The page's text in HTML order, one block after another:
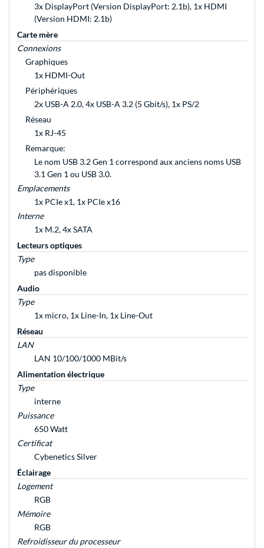
3x DisplayPort (Version DisplayPort: 2.1b), 1x HDMI
(Version HDMI: 2.1b)
Carte mère
Connexions
Graphiques
1x HDMI-Out
Périphériques
2x USB-A 2.0, 4x USB-A 3.2 (5 Gbit/s), 1x PS/2
Réseau
1x RJ-45
Remarque:
Le nom USB 3.2 Gen 1 correspond aux anciens noms USB
3.1 Gen 1 ou USB 3.0.
Emplacements
1x PCIe x1, 1x PCIe x16
Interne
1x M.2, 4x SATA
Lecteurs optiques
Type
pas disponible
Audio
Type
1x micro, 1x Line-In, 1x Line-Out
Réseau
LAN
LAN 10/100/1000 MBit/s
Alimentation électrique
Type
interne
Puissance
650 Watt
Certificat
Cybenetics Silver
Éclairage
Logement
RGB
Mémoire
RGB
Refroidisseur du processeur